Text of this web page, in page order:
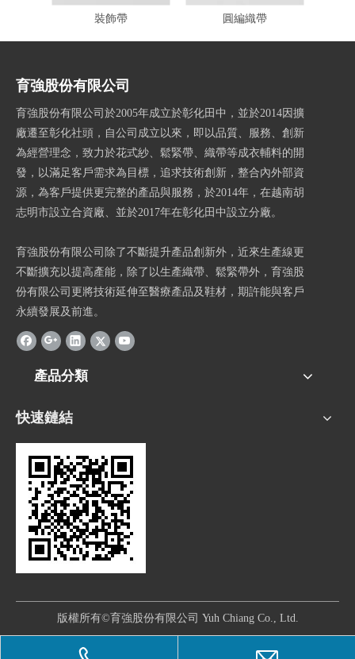
裝飾帶 圓編織帶
育強股份有限公司
育強股份有限公司於2005年成立於彰化田中，並於2014因擴
廠遷至彰化社頭，自公司成立以來，即以品質、服務、創新
為經營理念，致力於花式紗、鬆緊帶、織帶等成衣輔料的開
發，以滿足客戶需求為目標，追求技術創新，整合內外部資
源，為客戶提供更完整的產品與服務，於2014年，在越南胡
志明市設立合資廠、並於2017年在彰化田中設立分廠。
育強股份有限公司除了不斷提升產品創新外，近來生產線更
不斷擴充以提高產能，除了以生產織帶、鬆緊帶外，育強股
份有限公司更將技術延伸至醫療產品及鞋材，期許能與客戶
永續發展及前進。
產品分類
快速鏈結
版權所有©育強股份有限公司 Yuh Chiang Co., Ltd.